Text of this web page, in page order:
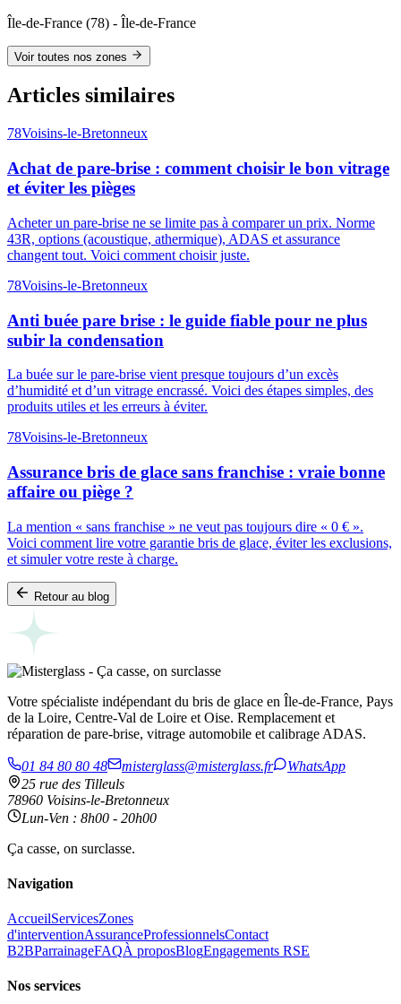
Île-de-France (78) - Île-de-France
Voir toutes nos zones
Articles similaires
78Voisins-le-Bretonneux
Achat de pare-brise : comment choisir le bon vitrage
et éviter les pièges
Acheter un pare-brise ne se limite pas à comparer un prix. Norme
43R, options (acoustique, athermique), ADAS et assurance
changent tout. Voici comment choisir juste.
78Voisins-le-Bretonneux
Anti buée pare brise : le guide fiable pour ne plus
subir la condensation
La buée sur le pare-brise vient presque toujours d’un excès
d’humidité et d’un vitrage encrassé. Voici des étapes simples, des
produits utiles et les erreurs à éviter.
78Voisins-le-Bretonneux
Assurance bris de glace sans franchise : vraie bonne
affaire ou piège ?
La mention « sans franchise » ne veut pas toujours dire « 0 € ».
Voici comment lire votre garantie bris de glace, éviter les exclusions,
et simuler votre reste à charge.
Retour au blog
Votre spécialiste indépendant du bris de glace en Île-de-France, Pays
de la Loire, Centre-Val de Loire et Oise. Remplacement et
réparation de pare-brise, vitrage automobile et calibrage ADAS.
01 84 80 80 48 misterglass@misterglass.fr
WhatsApp
25 rue des Tilleuls
78960 Voisins-le-Bretonneux
Lun-Ven : 8h00 - 20h00
Ça casse, on surclasse.
Navigation
AccueilServicesZones
d'interventionAssuranceProfessionnelsContact
B2BParrainageFAQÀ proposBlogEngagements RSE
Nos services